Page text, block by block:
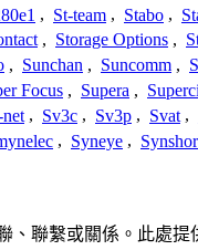
, St-team , Stabo ,
, Storage Options ,
, Sunchan , Suncomm ,
Focus , Supera ,
, Sv3c , Sv3p , Svat ,
, Syneye ,
、聯繫或關係。此處